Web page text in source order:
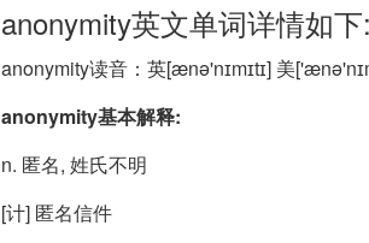
anonymity英文单词详情如下:
anonymity读音：英[ænə'nɪmɪtɪ] 美
anonymity基本解释:
n. 匿名, 姓氏不明
[计] 匿名信件